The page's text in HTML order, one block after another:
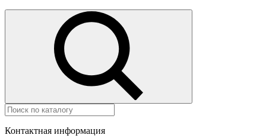
Контактная информация